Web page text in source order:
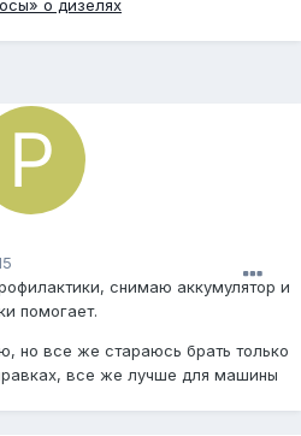
о дизелях
снимаю аккумулятор и
помогает.
но все же стараюсь брать только
все же лучше для машины